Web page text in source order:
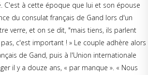
C'est à cette époque que lui et son épouse
du consulat français de Gand lors d'un
verre, et on se dit, "mais tiens, ils parlent
c'est important ! » Le couple adhère alors
de Gand, puis à l'Union internationale
il y a douze ans, « par manque ». « Nous